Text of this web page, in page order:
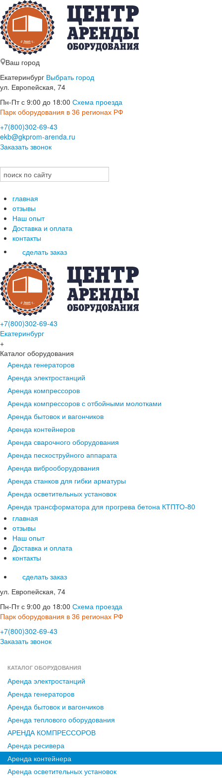
Ваш город
Екатеринбург Выбрать город
ул. Европейская, 74
Пн-Пт с 9:00 до 18:00 Схема проезда
Парк оборудования в 36 регионах РФ
+7(800)302-69-43
ekb@gkprom-arenda.ru
Заказать звонок
главная
отзывы
Наш опыт
Доставка и оплата
контакты
сделать заказ
+7(800)302-69-43
Екатеринбург
+
Каталог оборудования
Аренда генераторов
Аренда электростанций
Аренда компрессоров
Аренда компрессоров с отбойными молотками
Аренда бытовок и вагончиков
Аренда контейнеров
Аренда сварочного оборудования
Аренда пескоструйного аппарата
Аренда виброоборудования
Аренда станков для гибки арматуры
Аренда осветительных установок
Аренда трансформатора для прогрева бетона КТПТО-80
главная
отзывы
Наш опыт
Доставка и оплата
контакты
сделать заказ
ул. Европейская, 74
Пн-Пт с 9:00 до 18:00 Схема проезда
Парк оборудования в 36 регионах РФ
+7(800)302-69-43
Заказать звонок
КАТАЛОГ ОБОРУДОВАНИЯ
Аренда электростанций
Аренда генераторов
Аренда бытовок и вагончиков
Аренда теплового оборудования
АРЕНДА КОМПРЕССОРОВ
Аренда ресивера
Аренда контейнера
Аренда осветительных установок